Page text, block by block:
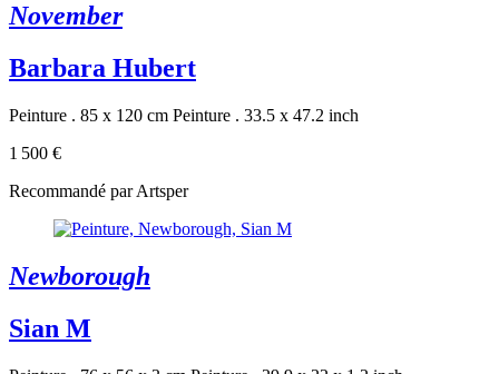
November
Barbara Hubert
Peinture . 85 x 120 cm Peinture . 33.5 x 47.2 inch
1 500 €
Recommandé par Artsper
Newborough
Sian M